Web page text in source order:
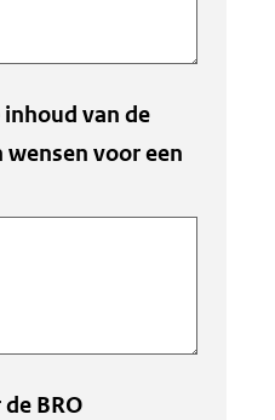
van de
wensen voor een
BRO